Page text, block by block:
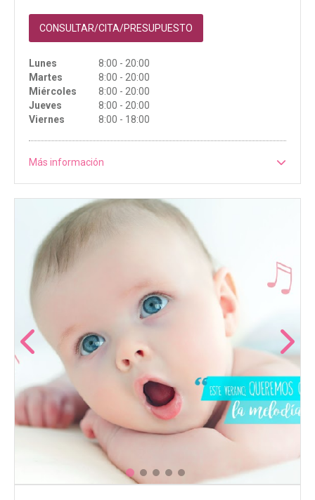
CONSULTAR/CITA/PRESUPUESTO
Lunes
8:00 - 20:00
Martes
8:00 - 20:00
Miércoles
8:00 - 20:00
Jueves
8:00 - 20:00
Viernes
8:00 - 18:00
Más información